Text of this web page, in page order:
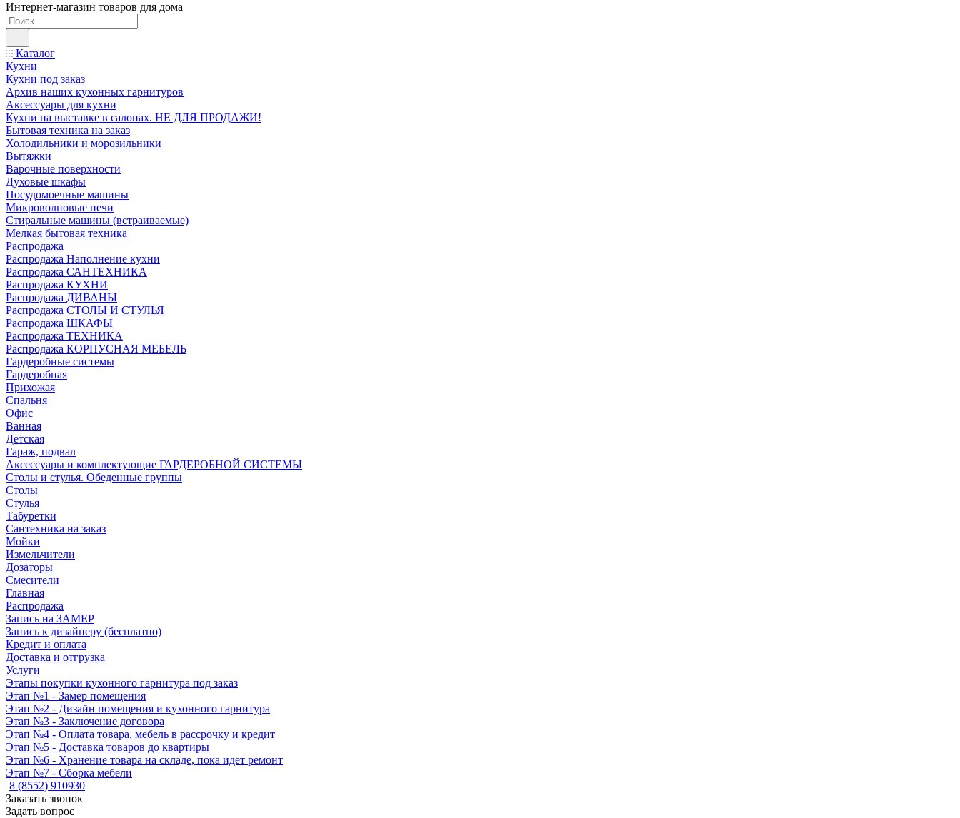
Интернет-магазин товаров для дома
Каталог
Кухни
Кухни под заказ
Архив наших кухонных гарнитуров
Аксессуары для кухни
Кухни на выставке в салонах. НЕ ДЛЯ ПРОДАЖИ!
Бытовая техника на заказ
Холодильники и морозильники
Вытяжки
Варочные поверхности
Духовые шкафы
Посудомоечные машины
Микроволновые печи
Стиральные машины (встраиваемые)
Мелкая бытовая техника
Распродажа
Распродажа Наполнение кухни
Распродажа САНТЕХНИКА
Распродажа КУХНИ
Распродажа ДИВАНЫ
Распродажа СТОЛЫ И СТУЛЬЯ
Распродажа ШКАФЫ
Распродажа ТЕХНИКА
Распродажа КОРПУСНАЯ МЕБЕЛЬ
Гардеробные системы
Гардеробная
Прихожая
Спальня
Офис
Ванная
Детская
Гараж, подвал
Аксессуары и комплектующие ГАРДЕРОБНОЙ СИСТЕМЫ
Столы и стулья. Обеденные группы
Столы
Стулья
Табуретки
Сантехника на заказ
Мойки
Измельчители
Дозаторы
Смесители
Главная
Распродажа
Запись на ЗАМЕР
Запись к дизайнеру (бесплатно)
Кредит и оплата
Доставка и отгрузка
Услуги
Этапы покупки кухонного гарнитура под заказ
Этап №1 - Замер помещения
Этап №2 - Дизайн помещения и кухонного гарнитура
Этап №3 - Заключение договора
Этап №4 - Оплата товара, мебель в рассрочку и кредит
Этап №5 - Доставка товаров до квартиры
Этап №6 - Хранение товара на складе, пока идет ремонт
Этап №7 - Сборка мебели
8 (8552) 910930
Заказать звонок
Задать вопрос